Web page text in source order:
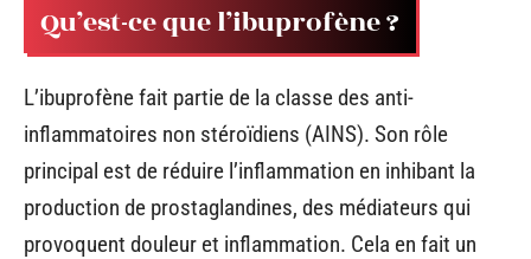
Qu’est-ce que l’ibuprofène ?
L’ibuprofène fait partie de la classe des anti-
inflammatoires non stéroïdiens (AINS). Son rôle
principal est de réduire l’inflammation en inhibant la
production de prostaglandines, des médiateurs qui
provoquent douleur et inflammation. Cela en fait un